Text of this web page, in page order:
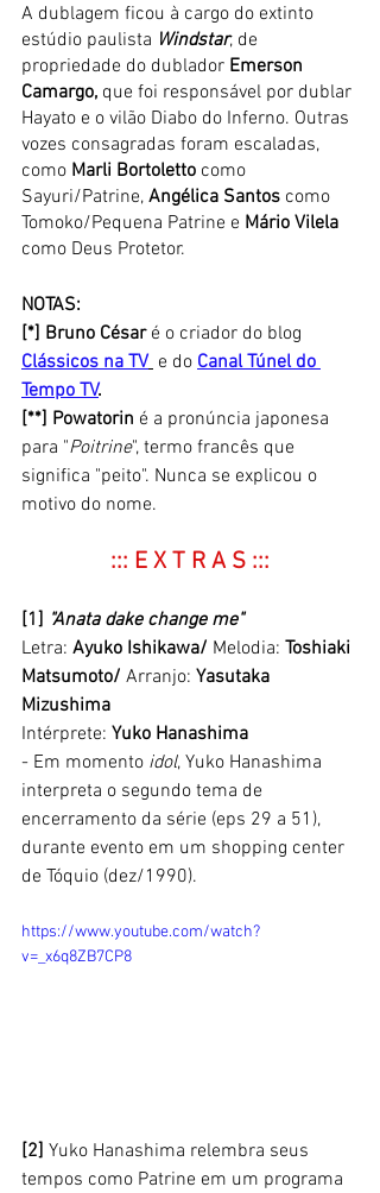
A dublagem ficou à cargo do extinto
estúdio paulista Windstar, de
propriedade do dublador Emerson
Camargo, que foi responsável por dublar
Hayato e o vilão Diabo do Inferno. Outras
vozes consagradas foram escaladas,
como Marli Bortoletto como
Sayuri/Patrine, Angélica Santos como
Tomoko/Pequena Patrine e Mário Vilela
como Deus Protetor.
NOTAS:
[*] Bruno César é o criador do blog
Clássicos na TV e do Canal Túnel do
Tempo TV.
[**] Powatorin é a pronúncia japonesa
para "Poitrine", termo francês que
significa "peito". Nunca se explicou o
motivo do nome.
::: E X T R A S :::
[1] "Anata dake change me"
Letra: Ayuko Ishikawa/ Melodia: Toshiaki
Matsumoto/ Arranjo: Yasutaka
Mizushima
Intérprete: Yuko Hanashima
- Em momento idol, Yuko Hanashima
interpreta o segundo tema de
encerramento da série (eps 29 a 51),
durante evento em um shopping center
de Tóquio (dez/1990).
https://www.youtube.com/watch?
v=_x6q8ZB7CP8
[2] Yuko Hanashima relembra seus
tempos como Patrine em um programa